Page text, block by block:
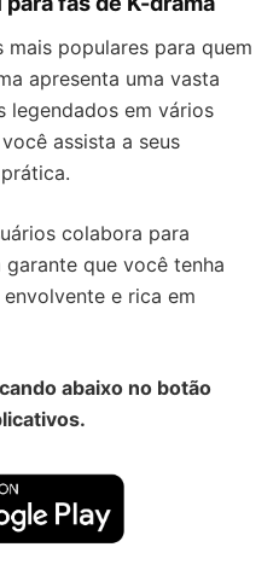
mais populares para quem
apresenta uma vasta
legendados em vários
assista a seus
colabora para
que você tenha
e rica em
abaixo no botão